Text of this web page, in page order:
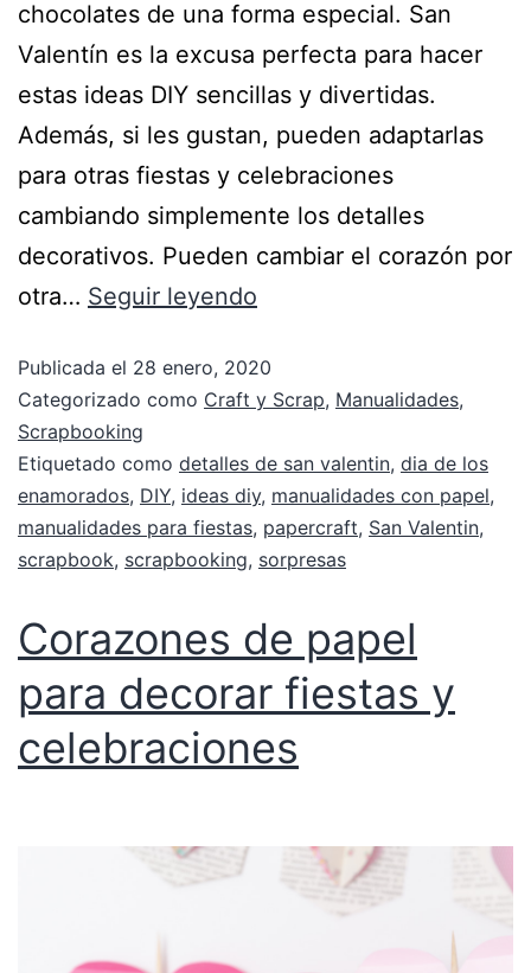
chocolates de una forma especial. San
Valentín es la excusa perfecta para hacer
estas ideas DIY sencillas y divertidas.
Además, si les gustan, pueden adaptarlas
para otras fiestas y celebraciones
cambiando simplemente los detalles
decorativos. Pueden cambiar el corazón por
otra… Seguir leyendo
Publicada el 28 enero, 2020
Categorizado como Craft y Scrap, Manualidades,
Scrapbooking
Etiquetado como detalles de san valentin, dia de los
enamorados, DIY, ideas diy, manualidades con papel,
manualidades para fiestas, papercraft, San Valentin,
scrapbook, scrapbooking, sorpresas
Corazones de papel
para decorar fiestas y
celebraciones